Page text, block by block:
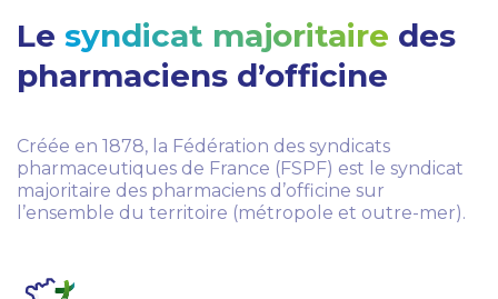
Le syndicat majoritaire des
pharmaciens d’officine
Créée en 1878, la Fédération des syndicats
pharmaceutiques de France (FSPF) est le syndicat
majoritaire des pharmaciens d’officine sur
l’ensemble du territoire (métropole et outre-mer).